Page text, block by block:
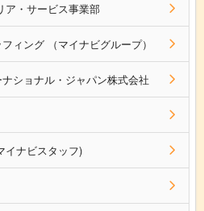
ア・サービス事業部
ィング （マイナビグループ）
ショナル・ジャパン株式会社
イナビスタッフ)